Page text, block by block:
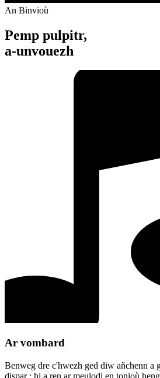
An Binvioù
Pemp pulpitr,
a-unvouezh
Ar vombard
Benweg dre c'hwezh ged diw añchenn a
dispar ; hi a ren ar meulodi en tonioù